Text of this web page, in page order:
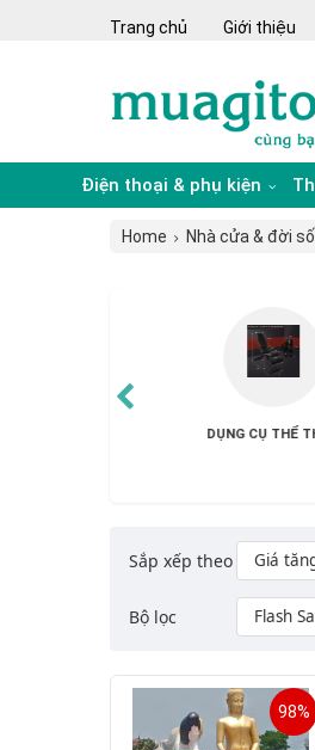
Trang chủ Giới thiệu
Điện thoại & phụ kiện
Home Nhà cửa & đời
Sắp xếp theo Giá
Bộ lọc Flash
98%